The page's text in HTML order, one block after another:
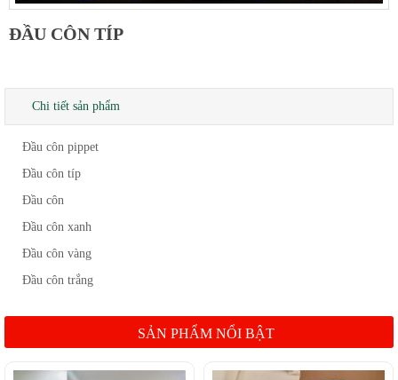
ĐẦU CÔN TÍP
Chi tiết sản phẩm
Đầu côn pippet
Đầu côn típ
Đầu côn
Đầu côn xanh
Đầu côn vàng
Đầu côn trắng
SẢN PHẨM NỔI BẬT